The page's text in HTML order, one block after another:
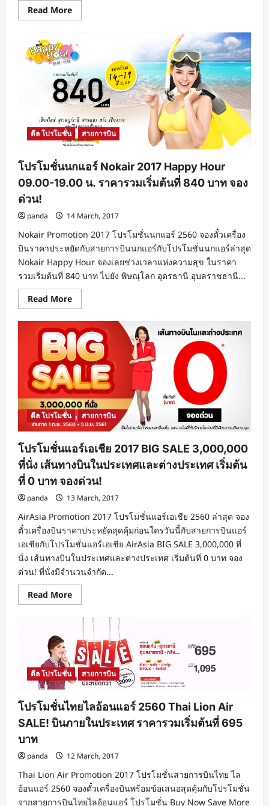
Read MoreRead
more
โม
ชั่น
นก
Nokair
2017
Mega
Sale
รวม
เริ่ม
ต้น
ที่
14
–
15
เท่านั้น
จอง
ดีล โปรโมชั่น สายการบิน
โปรโมชั่นนกแอร์ Nokair 2017 Happy Hour
09.00-19.00 น. ราคารวมเริ่มต้นที่ 840 บาท จอง
ด่วน!
panda 14 March, 2017
Nokair Promotion 2017 โปรโมชั่นนกแอร์ 2560 จองตั๋วเครื่อง
บินราคาประหยัดกับสายการบินนกแอร์กับโปรโมชั่นนกแอร์ล่าสุด
Nokair Happy Hour จองเลยช่วงเวลาแห่งความสุข ในราคา
รวมเริ่มต้นที่ 840 บาท ไปยัง พิษณุโลก อุดรธานี อุบลราชธานี...
Read MoreRead
more
โปร
โม
ชั่น
นก
แอร์
Nokair
2017
Happy
Hour
09.00-
19.00
น.
ราคา
รวม
เริ่ม
ต้น
840
บาท
จอง
ดีล โปรโมชั่น สายการบิน
โปรโมชั่นแอร์เอเชีย 2017 BIG SALE 3,000,000
ที่นั่ง เส้นทางบินในประเทศและต่างประเทศ เริ่มต้น
ที่ 0 บาท จองด่วน!
panda 13 March, 2017
AirAsia Promotion 2017 โปรโมชั่นแอร์เอเชีย 2560 ล่าสุด จอง
ตั๋วเครื่องบินราคาประหยัดสุดคุ้มก่อนใครวันนี้กับสายการบินแอร์
เอเชียกับโปรโมชั่นแอร์เอเชีย AirAsia BIG SALE 3,000,000 ที่
นั่ง เส้นทางบินในประเทศและต่างประเทศ เริ่มต้นที่ 0 บาท จอง
ด่วน! ที่นั่งมีจำนวนจำกัด...
Read MoreRead
more
โปร
ชั่น
แอร์
เอเชีย
2017
BIG
SALE
3,000,000
นั่ง
เส้น
ทาง
บิน
และ
ต่าง
ประเทศ
เริ่ม
ต้น
ที่
0
ดีล โปรโมชั่น สายการบิน
โปรโมชั่นไทยไลอ้อนแอร์ 2560 Thai Lion Air
SALE! บินภายในประเทศ ราคารวมเริ่มต้นที่ 695
บาท
panda 12 March, 2017
Thai Lion Air Promotion 2017 โปรโมชั่นสายการบินไทย ไล
อ้อนแอร์ 2560 จองตั๋วเครื่องบินพร้อมข้อเสนอสุดคุ้มกับโปรโมชั่น
จากสายการบินไทยไลอ้อนแอร์ โปรโมชั่น Buy Now Save More